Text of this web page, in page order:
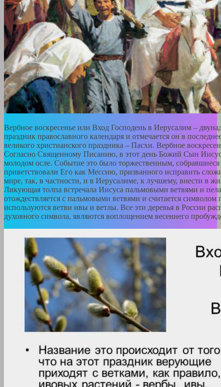
Вербное воскресенье или Вход Господень в Иерусалим –
праздник православного календаря и отмечается он в
великого христианского праздника – Пасхи. Вербное
Согласно Священному Писанию, в этот день Божий Сын
молодом осле. Событие это было торжественным,
приветствовали Его как Мессию, призванного исправить
мире, так, в частности, и в Иерусалиме, к лучшему, внести в
Ликующая толпа встречала Иисуса пальмовыми ветвями и
отождествляется с пальмовыми ветвями и считается
используются ветви ивы и ветлы. Все эти деревья в России
духовного символа, являются воплощением весеннего